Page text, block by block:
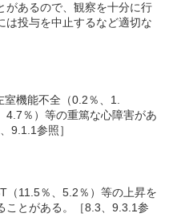
があるので、観察を十分に行
は投与を中止するなど適切な
機能不全（0.2％、1.
4.7％）等の重篤な心障害があ
9.1.1参照］
（11.5％、5.2％）等の上昇を
ことがある。［8.3、9.3.1参